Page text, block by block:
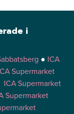
i
● ICA
Supermarket
ICA Supermarket
Supermarket